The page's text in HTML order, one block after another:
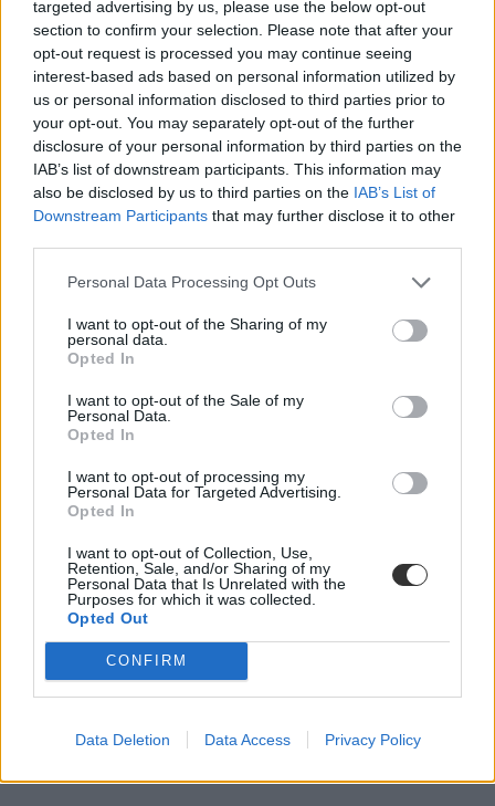
targeted advertising by us, please use the below opt-out
section to confirm your selection. Please note that after your
opt-out request is processed you may continue seeing
interest-based ads based on personal information utilized by
us or personal information disclosed to third parties prior to
your opt-out. You may separately opt-out of the further
disclosure of your personal information by third parties on the
IAB’s list of downstream participants. This information may
also be disclosed by us to third parties on the IAB’s List of
Downstream Participants that may further disclose it to other
Personal Data Processing Opt Outs
I want to opt-out of the Sharing of my
personal data.
Opted In
I want to opt-out of the Sale of my
Personal Data.
Opted In
I want to opt-out of processing my
Personal Data for Targeted Advertising.
Opted In
I want to opt-out of Collection, Use,
Retention, Sale, and/or Sharing of my
Personal Data that Is Unrelated with the
Purposes for which it was collected.
Opted Out
CONFIRM
Data Deletion Data Access Privacy Policy
influenza
Románia iskolák